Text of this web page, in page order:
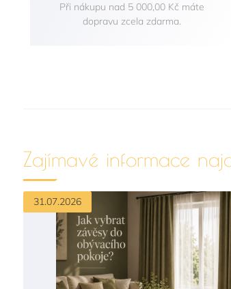
Při nákupu nad 5 000,00 Kč máte
dopravu zcela zdarma.
Zajímavé informace
31.07.2026